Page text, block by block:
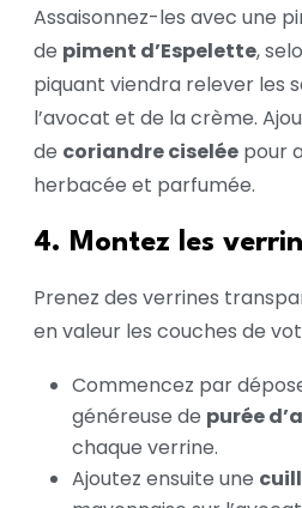
Assaisonnez-les avec une
de piment d’Espelette,
piquant viendra relever les
l’avocat et de la crème.
de coriandre ciselée pour
herbacée et parfumée.
4. Montez les
Prenez des verrines
en valeur les couches de
Commencez par
généreuse de purée
chaque verrine.
Ajoutez ensuite une